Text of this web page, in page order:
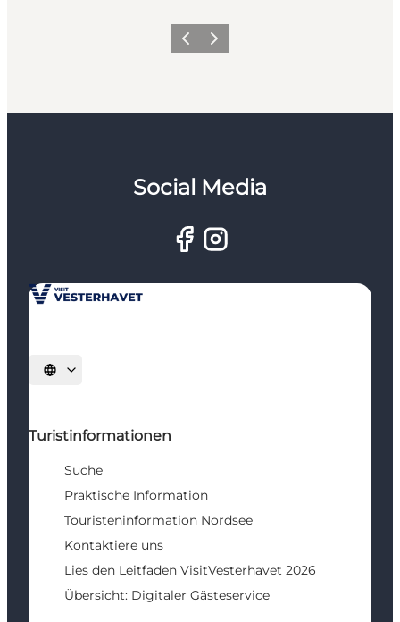
ZurückWeiter
Social Media
Sprache auswählen
Turistinformationen
Suche
Praktische Information
Touristeninformation Nordsee
Kontaktiere uns
Lies den Leitfaden VisitVesterhavet 2026
Übersicht: Digitaler Gästeservice